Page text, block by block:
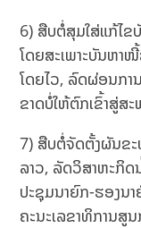
6) ສືບຕໍ່ສຸມໃສ່ແກ້ໄ
ໂດຍສະເພາະບັນຫາ
ໂດຍໄວ, ລົດຜ່ອນກາ
ຂາດບໍ່ໃຫ້ຕົກເຂົ້າສູ່ສ
7) ສືບຕໍ່ຈັດຕັ້ງຜັນຂ
ລາວ, ລັດວິສາຫະກິດ
ປະຊຸມນາຍົກ-ຮອງນ
ຄະນະເລຂາທິການສູ